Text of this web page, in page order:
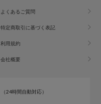
よくあるご質問
特定商取引に基づく表記
利用規約
会社概要
（24時間自動対応）